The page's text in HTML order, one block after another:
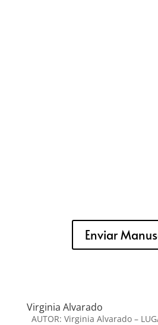
Enviar
Virginia Alvarado
AUTOR: Virginia Alvarado –